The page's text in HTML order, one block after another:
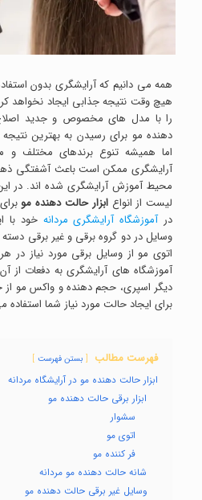
همه می دانیم که آرایشگری بدون
هیچ وقت نتیجه جذابی ایجاد نخواهد
را با مدل های مخصوص و جدید اصلاح
دهنده مو برای رسیدن به بهترین
اما همیشه تنوع برندهای مختلف و
آرایشگری ممکن است باعث آشفتگی
محیط آموزش آرایشگری شده اند. در
لیست از انواعابزار حالت دهنده مو
درآموزشگاه آرایشگری مردانه خود با
وسایل در دو گروه برقی و غیر برقی
اتوی مو از وسایل برقی مورد نیاز در
آموزشگاه های آرایشگری به دفعات از
دیگر اسپری، حجم دهنده و واکس مو
برای ایجاد حالت مورد نیاز شما
فهرست مطالب بستن فهرست
ابزار حالت دهنده مو در آرایشگاه مردانه
ابزار برقی حالت دهنده مو
سشوار
اتوی مو
فر کننده مو
شانه حالت دهنده مو مردانه
وسایل غیر برقی حالت دهنده مو